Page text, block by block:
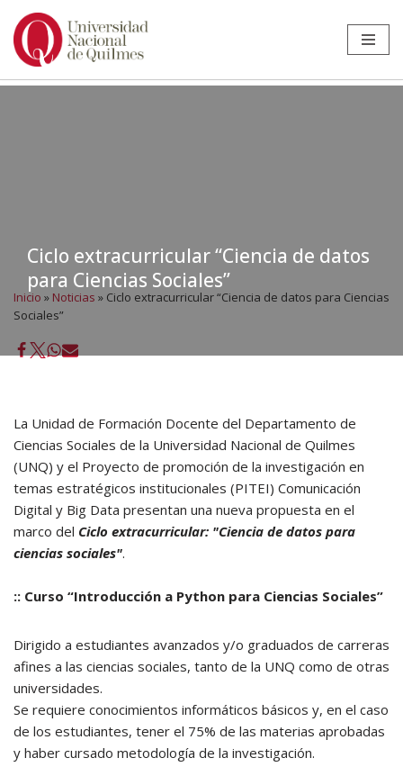
Ir
Ciclo extracurricular “Ciencia de datos
para Ciencias Sociales”
Inicio » Noticias » Ciclo extracurricular “Ciencia de datos para Ciencias
Sociales”
La Unidad de Formación Docente del Departamento de
Ciencias Sociales de la Universidad Nacional de Quilmes
(UNQ) y el Proyecto de promoción de la investigación en
temas estratégicos institucionales (PITEI) Comunicación
Digital y Big Data presentan una nueva propuesta en el
marco del Ciclo extracurricular: "Ciencia de datos para
ciencias sociales".
:: Curso “Introducción a Python para Ciencias Sociales”
Dirigido a estudiantes avanzados y/o graduados de carreras
afines a las ciencias sociales, tanto de la UNQ como de otras
universidades.
Se requiere conocimientos informáticos básicos y, en el caso
de los estudiantes, tener el 75% de las materias aprobadas
y haber cursado metodología de la investigación.